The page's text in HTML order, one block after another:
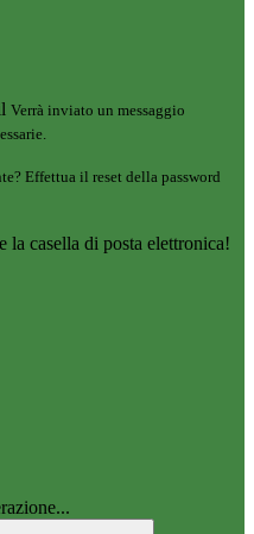
Verrà inviato un messaggio
Effettua il reset della password
casella di posta elettronica!